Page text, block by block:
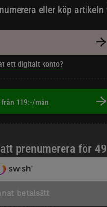
eller köp
ett digitalt konto?
119:-/mån